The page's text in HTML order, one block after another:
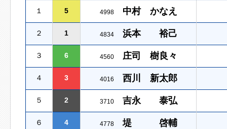
１ 5 4998 中村 かなえ
２ 1 4834 浜本 裕己
３ 6 4560 庄司 樹良々
４ 3 4016 西川 新太郎
５ 2 3710 吉永 泰弘
６ 4 4778 堤 啓輔